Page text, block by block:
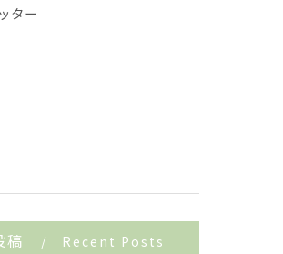
ター
稿 Recent Posts